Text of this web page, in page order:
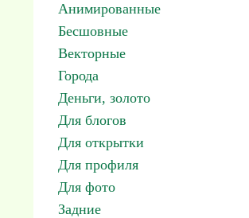
Анимированные
Бесшовные
Векторные
Города
Деньги, золото
Для блогов
Для открытки
Для профиля
Для фото
Задние